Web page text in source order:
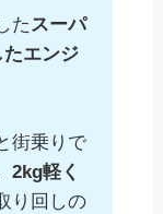
たスーパ
たエンジ
街乗りで
2kg軽く
り回しの